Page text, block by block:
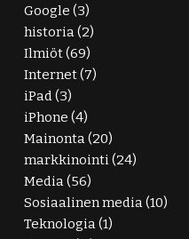
Google (3)
historia(2)
Ilmiöt(69)
Internet(7)
iPad(3)
iPhone (4)
Mainonta(20)
markkinointi(24)
Media(56)
Sosiaalinen media(10)
Teknologia(1)